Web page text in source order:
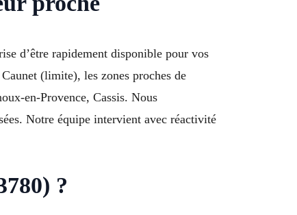
d’être rapidement disponible pour vos
(limite), les zones proches de
en-Provence, Cassis. Nous
Notre équipe intervient avec réactivité
?